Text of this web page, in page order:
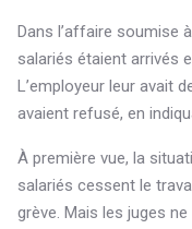
Dans l’affaire soumise
salariés étaient arrivés
L’employeur leur avait
avaient refusé, en
À première vue, la
salariés cessent le
grève. Mais les juges